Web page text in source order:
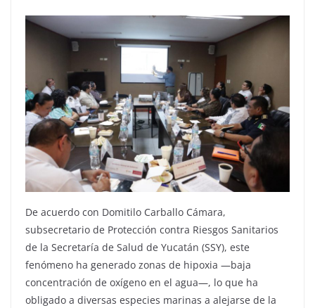
De acuerdo con Domitilo Carballo Cámara,
subsecretario de Protección contra Riesgos Sanitarios
de la Secretaría de Salud de Yucatán (SSY), este
fenómeno ha generado zonas de hipoxia —baja
concentración de oxígeno en el agua—, lo que ha
obligado a diversas especies marinas a alejarse de la